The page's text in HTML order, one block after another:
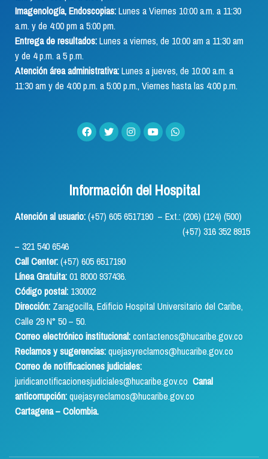
Imagenología, Endoscopias:Lunes a Viernes 10:00 a.m. a 11:30
a.m. y de 4:00 pm a 5:00 pm.
Entrega de resultados:Lunes a viernes, de 10:00 am a 11:30 am
y de 4 p.m. a 5 p.m.
Atención área administrativa:Lunes a jueves, de 10:00 a.m. a
11:30 am y de 4:00 p.m. a 5:00 p.m., Viernes hasta las 4:00 p.m.
Información del Hospital
Atención al usuario:(+57) 605 6517190 – Ext.: (206) (124) (500)
(+57) 316 352 8915
– 321 540 6546
Call Center:(+57) 605 6517190
Línea Gratuita:01 8000 937436.
Código postal: 130002
Dirección: Zaragocilla, Edificio Hospital Universitario del Caribe,
Calle 29 N° 50 – 50.
Correo electrónico institucional:contactenos@hucaribe.gov.co
Reclamos y sugerencias:quejasyreclamos@hucaribe.gov.co
Correo de notificaciones judiciales:
juridicanotificacionesjudiciales@hucaribe.gov.co Canal
anticorrupción:quejasyreclamos@hucaribe.gov.co
Cartagena – Colombia.